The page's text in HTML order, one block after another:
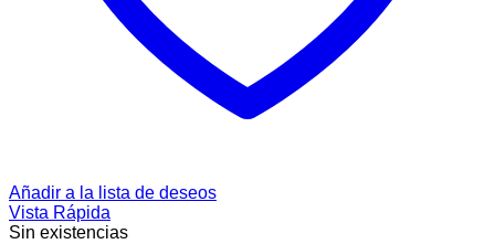
Añadir a la lista de deseos
Vista Rápida
Sin existencias